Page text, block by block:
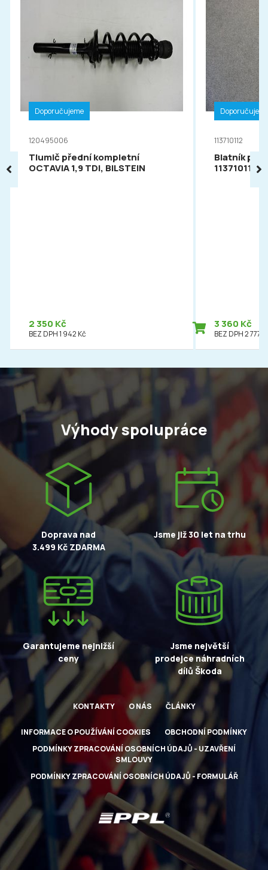
Doporučujeme
120495006
Tlumič přední kompletní
OCTAVIA 1,9 TDI, BILSTEIN
2 350 Kč
BEZ DPH 1 942 Kč
113710112
Blatník
113710112
3 360 Kč
BEZ DPH 2 777
Výhody spolupráce
Doprava nad
3.499 Kč ZDARMA
Jsme již 30 let na trhu
Garantujeme nejnižší
ceny
Jsme největší
prodejce náhradních
dílů Škoda
KONTAKTY O NÁS ČLÁNKY
INFORMACE O POUŽÍVÁNÍ COOKIES
OBCHODNÍ PODMÍNKY
PODMÍNKY ZPRACOVÁNÍ OSOBNÍCH ÚDAJŮ - UZAVŘENÍ
SMLOUVY
PODMÍNKY ZPRACOVÁNÍ OSOBNÍCH ÚDAJŮ - FORMULÁŘ